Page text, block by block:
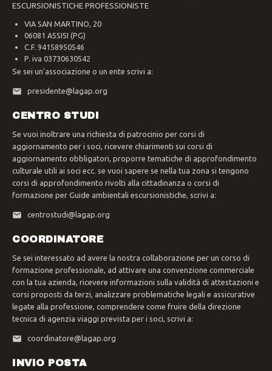
ESCURSIONISTICHE PROFESSIONISTE
VIA SAN MARTINO, 20
06081 ASSISI (PG)
C.F. 94158950546
P. iva 03730630542
Se sei un'associazione o un ente scrivi a:
presidente@lagap.org
CENTRO STUDI
Se vuoi inoltrare una richiesta di patrocinio per corsi di
aggiornamento per i soci, ricevere chiarimenti sui corsi di
aggiornamento obbligatori, proporre tematiche di approfondimento
culturale utili ai soci ecc. se vuoi sapere se nella tua zona si tengono
corsi di approfondimento rivolti alla cittadinanza o corsi di
formazione per Guide ambientali escursionistiche, scrivi a:
centrostudi@lagap.org
COORDINATORE
Se sei interessato ad avere la nostra collaborazione per un corso di
formazione professionale, ad attivare una convenzione commerciale
con la tua azienda, ricevere informazioni sulla validità di attestazioni e
corsi proposti da terzi, analizzare problematiche legali e assicurative
legate alla professione, comprendere come fruire della direzione
tecnica di agenzia viaggi prevista per i soci, scrivi a:
coordinatore@lagap.org
INVIO POSTA